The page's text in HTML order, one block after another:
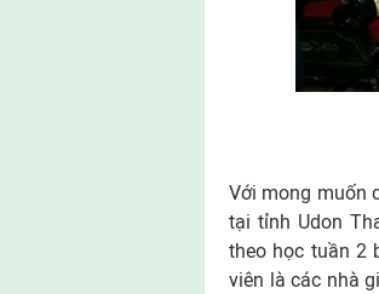
Với mong muốn
tại tỉnh Udon
theo học tuần 2
viên là các nhà